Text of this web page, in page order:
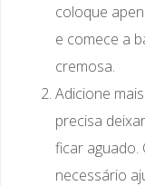
coloque
e comece a
cremosa.
Adicione
precisa
ficar aguado.
necessário